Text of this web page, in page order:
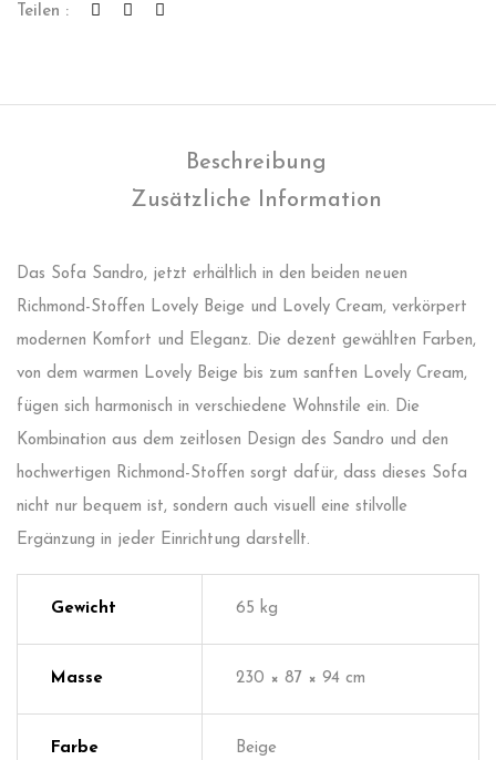
Teilen :
Beschreibung
Zusätzliche Information
Das Sofa Sandro, jetzt erhältlich in den beiden neuen
Richmond-Stoffen Lovely Beige und Lovely Cream, verkörpert
modernen Komfort und Eleganz. Die dezent gewählten Farben,
von dem warmen Lovely Beige bis zum sanften Lovely Cream,
fügen sich harmonisch in verschiedene Wohnstile ein. Die
Kombination aus dem zeitlosen Design des Sandro und den
hochwertigen Richmond-Stoffen sorgt dafür, dass dieses Sofa
nicht nur bequem ist, sondern auch visuell eine stilvolle
Ergänzung in jeder Einrichtung darstellt.
Gewicht 65 kg
Masse 230 × 87 × 94 cm
Farbe Beige